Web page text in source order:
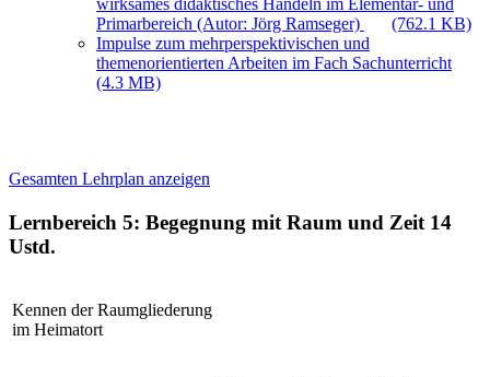
wirksames didaktisches Handeln im Elementar- und
Primarbereich (Autor: Jörg Ramseger)
(762.1 KB)
Impulse zum mehrperspektivischen und
themenorientierten Arbeiten im Fach Sachunterricht
(4.3 MB)
Gesamten Lehrplan anzeigen
Lernbereich 5: Begegnung mit Raum und Zeit 14
Ustd.
Kennen der Raumgliederung
im Heimatort